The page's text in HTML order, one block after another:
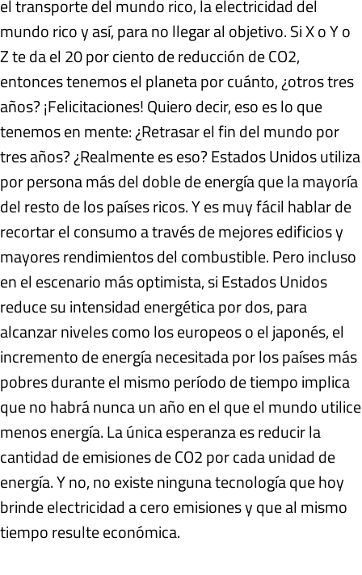
el transporte del mundo rico, la electricidad del
mundo rico y así, para no llegar al objetivo. Si X o Y o
Z te da el 20 por ciento de reducción de CO2,
entonces tenemos el planeta por cuánto, ¿otros tres
años? ¡Felicitaciones! Quiero decir, eso es lo que
tenemos en mente: ¿Retrasar el fin del mundo por
tres años? ¿Realmente es eso? Estados Unidos utiliza
por persona más del doble de energía que la mayoría
del resto de los países ricos. Y es muy fácil hablar de
recortar el consumo a través de mejores edificios y
mayores rendimientos del combustible. Pero incluso
en el escenario más optimista, si Estados Unidos
reduce su intensidad energética por dos, para
alcanzar niveles como los europeos o el japonés, el
incremento de energía necesitada por los países más
pobres durante el mismo período de tiempo implica
que no habrá nunca un año en el que el mundo utilice
menos energía. La única esperanza es reducir la
cantidad de emisiones de CO2 por cada unidad de
energía. Y no, no existe ninguna tecnología que hoy
brinde electricidad a cero emisiones y que al mismo
tiempo resulte económica.